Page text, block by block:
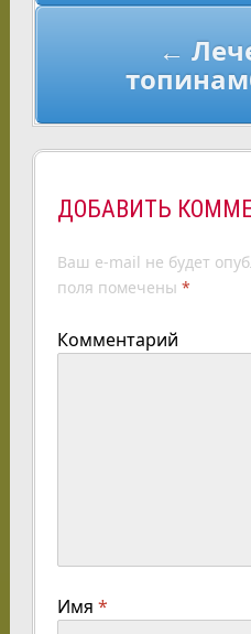
←
ДОБАВИТЬ
Ваш e-mail не будет
поля помечены *
Комментарий
Имя *